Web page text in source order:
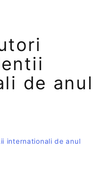
de anul
internationali de anul